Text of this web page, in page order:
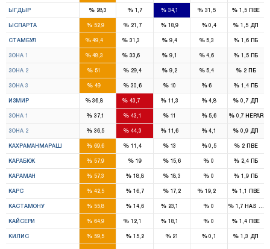
ЫГДЫР %28,3 %1,7 %34,1 % 31,5 % 1,5 ПВЕ
ЫСПАРТА %52,9 % 21,7 %18,9 %0,4 % 1,5 ДП
СТАМБУЛ %49,4 %31,3 % 9,4 %5,3 % 1,6 ПБ
ЗОНА 1 %48,3 %33,6 % 9,1 %4,6 % 1,5 ПБ
ЗОНА 2 % 51 % 29,4 % 9,2 %5,4 %2 ПБ
ЗОНА 3 % 49 % 30,6 %10 %6 % 1,4 ПБ
ИЗМИР %36,8 %43,7 %11,3 %4,8 % 0,7 ДП
ЗОНА 1 %37,1 % 43,1 %11 %5,6 %0,7HEPAR
ЗОНА 2 %36,5 % 44,3 %11,6 %4,1 % 0,9 ДП
КАХРАМАНМАРАШ %69,6 % 11,4 %13 %0,5 % 2 ПВЕ
КАРАБЮК %57,9 % 19 %15,6 % 0 % 2,4 ПБ
КАРАМАН %57,3 % 18,8 %18,3 % 0 % 1,9 ПБ
КАРС %42,5 % 16,7 %17,2 % 19,2 % 1,1 ПВЕ
КАСТАМОНУ %55,8 % 14,6 %23,1 % 0 %1,7HAS
КАЙСЕРИ %64,9 % 12,1 %18,1 % 0 % 1,4 ПВЕ
КИЛИС %59,5 % 15,2 %21 %0,1 % 1,3 ДП